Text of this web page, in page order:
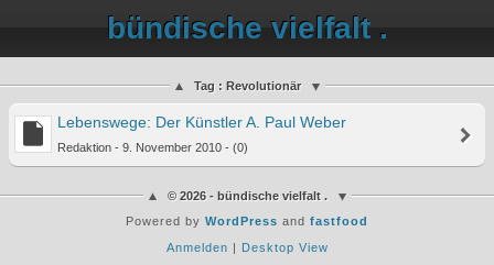
bündische vielfalt .
Tag : Revolutionär
Lebenswege: Der Künstler A. Paul Weber
Redaktion - 9. November 2010 - (0)
© 2026 - bündische vielfalt .
Powered by WordPress and fastfood
Anmelden | Desktop View